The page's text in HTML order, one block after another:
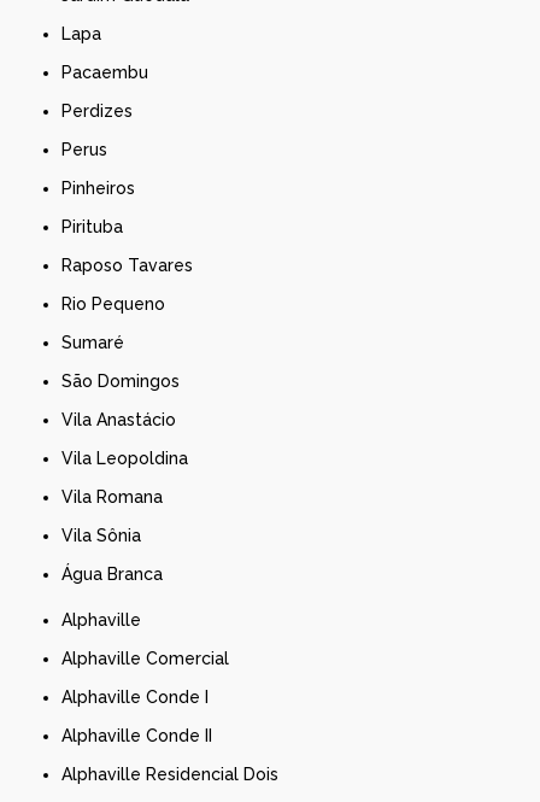
Lapa
Pacaembu
Perdizes
Perus
Pinheiros
Pirituba
Raposo Tavares
Rio Pequeno
Sumaré
São Domingos
Vila Anastácio
Vila Leopoldina
Vila Romana
Vila Sônia
Água Branca
Alphaville
Alphaville Comercial
Alphaville Conde I
Alphaville Conde II
Alphaville Residencial Dois